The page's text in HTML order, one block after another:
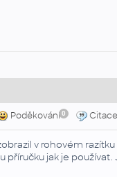
Poděkování 0 Citace
v rohovém razítku
příručku jak je používat.